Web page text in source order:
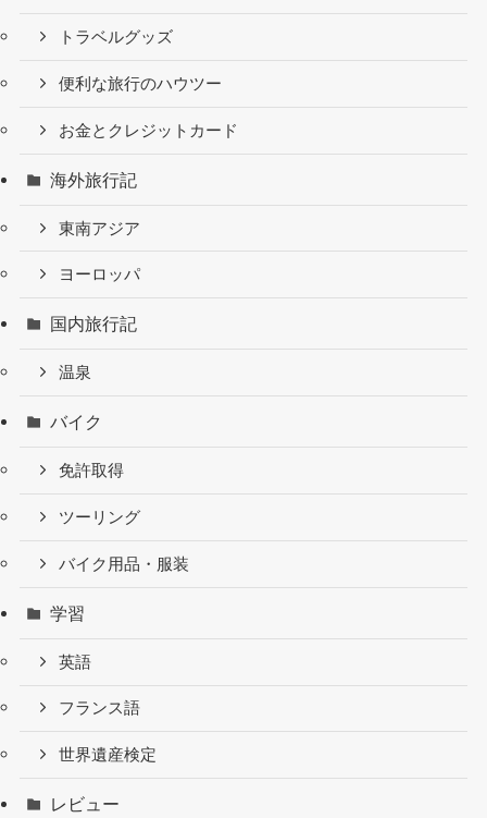
トラベルグッズ
便利な旅行のハウツー
お金とクレジットカード
海外旅行記
東南アジア
ヨーロッパ
国内旅行記
温泉
バイク
免許取得
ツーリング
バイク用品・服装
学習
英語
フランス語
世界遺産検定
レビュー